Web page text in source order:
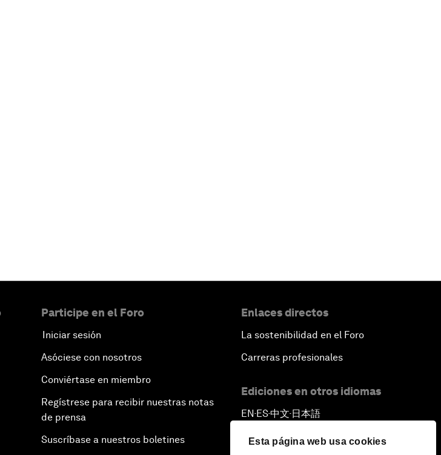
Esta página web usa cookies
Participe en el Foro
Iniciar sesión
Asóciese con nosotros
Conviértase en miembro
Regístrese para recibir nuestras notas
de prensa
Suscríbase a nuestros boletines
Enlaces directos
La sostenibilidad en el Foro
Carreras profesionales
Ediciones en otros idiomas
EN ▪ ES▪中文▪ 日本語